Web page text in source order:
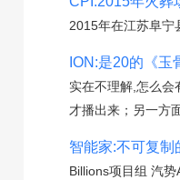
2015年在江苏阜宁
ION:是20的《
实在不理解,怎么会
才播出来；另一方
智能家:不可复
Billions项目组 汽